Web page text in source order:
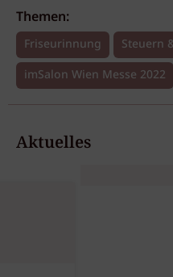
Themen:
Friseurinnung
Steuern
imSalon Wien Messe 2022
Aktuelles